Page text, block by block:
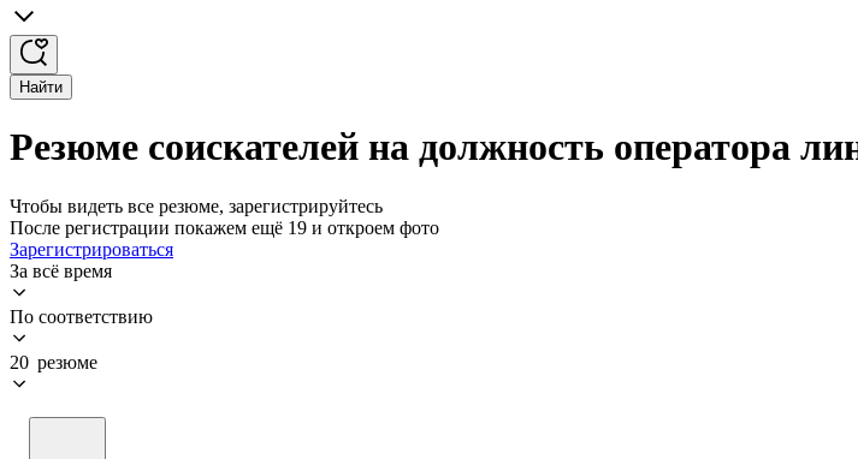
Найти
Резюме соискателей на должность оператора
Чтобы видеть все резюме, зарегистрируйтесь
После регистрации покажем ещё 19 и откроем фото
Зарегистрироваться
За всё время
По соответствию
20 резюме